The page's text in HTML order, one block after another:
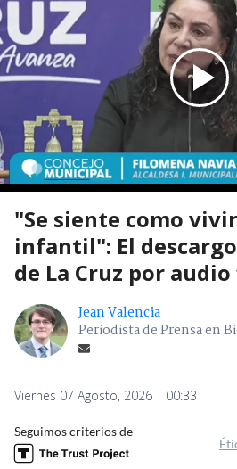
"Se siente como
infantil": El
de La Cruz por
Jean Valencia
Periodista de Prensa en
Viernes 07 Agosto, 2026 | 00:33
Seguimos criterios de